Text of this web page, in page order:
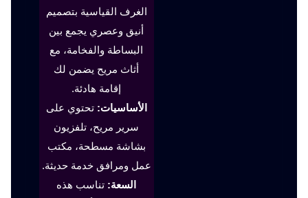
الغرف القياسية بتصميم
أنيق وعصري يجمع بين
البساطة والفخامة، مع
أثاث مريح يضمن لك
إقامة هادئة.
الأساسيات: تحتوي على
سرير مريح، تلفزيون
بشاشة مسطحة، مكتب
عمل ومرافق خدمة حديثة.
السعة: تناسب هذه